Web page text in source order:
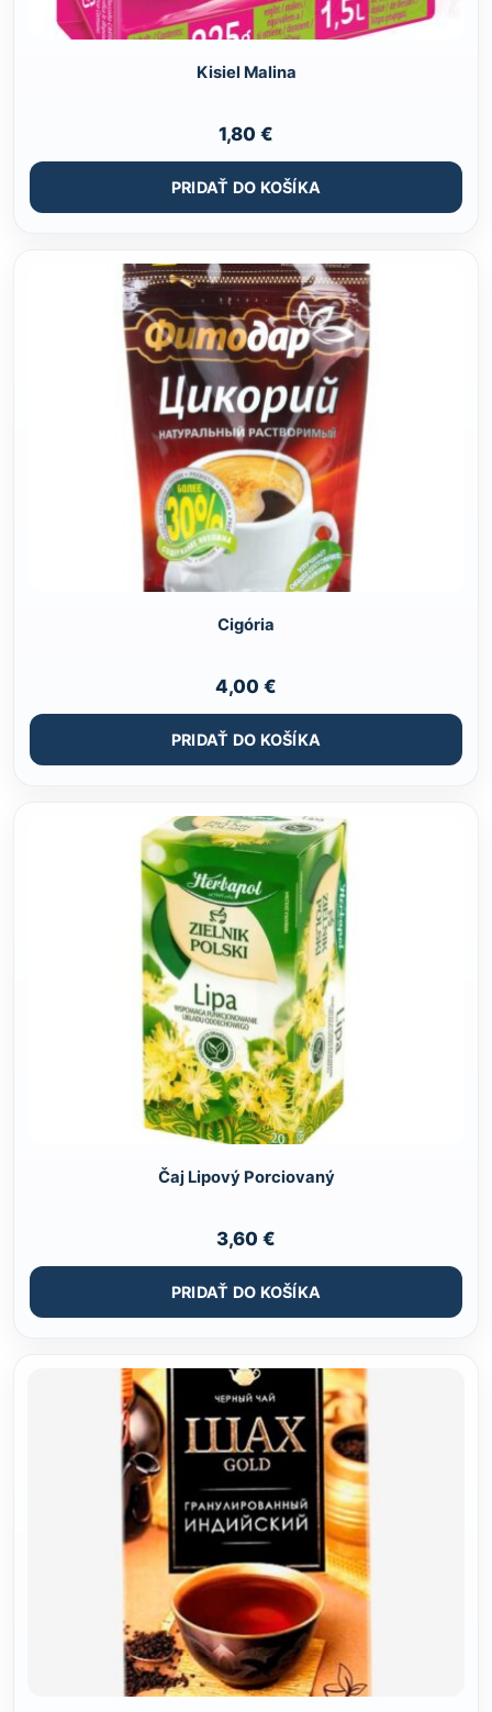
Kisiel Malina
1,80 €
PRIDAŤ DO KOŠÍKA
Cigória
4,00 €
PRIDAŤ DO KOŠÍKA
Čaj Lipový Porciovaný
3,60 €
PRIDAŤ DO KOŠÍKA